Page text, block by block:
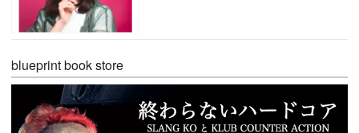
blueprint book store